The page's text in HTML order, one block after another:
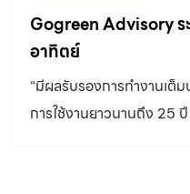
Gogreen Advisory
อาทิตย์
“มีผลรับรองการทำงานเต็
การใช้งานยาวนานถึง 25